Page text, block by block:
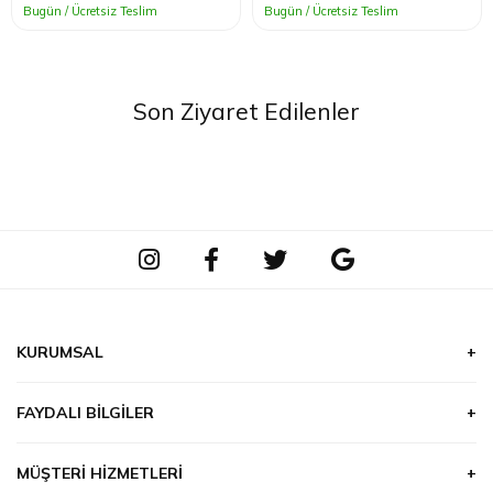
Bugün / Ücretsiz Teslim Bugün / Ücretsiz Teslim
Son Ziyaret Edilenler
KURUMSAL
Ödeme
FAYDALI BILGILER
MÜŞTERI HIZMETLERI